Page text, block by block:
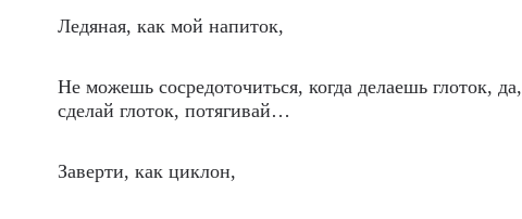
Ледяная, как мой напиток,
Не можешь сосредоточиться, когда делаешь глоток, да,
сделай глоток, потягивай…
Заверти, как циклон,